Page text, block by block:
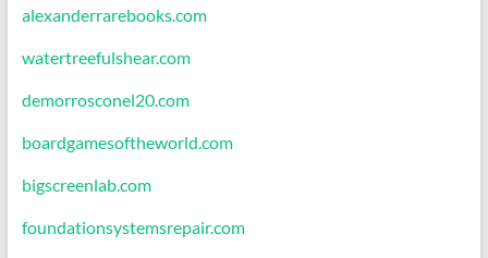
alexanderrarebooks.com
watertreefulshear.com
demorrosconel20.com
boardgamesoftheworld.com
bigscreenlab.com
foundationsystemsrepair.com